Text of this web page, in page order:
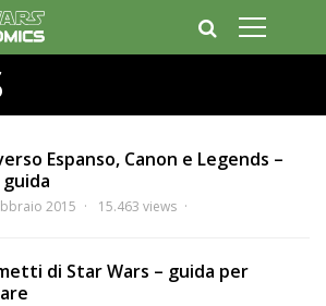
Espanso, Canon e Legends –
2015 15.463 views
di Star Wars – guida per